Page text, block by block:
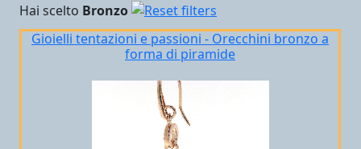
Hai scelto Bronzo
Gioielli tentazioni e passioni - Orecchini bronzo a
forma di piramide